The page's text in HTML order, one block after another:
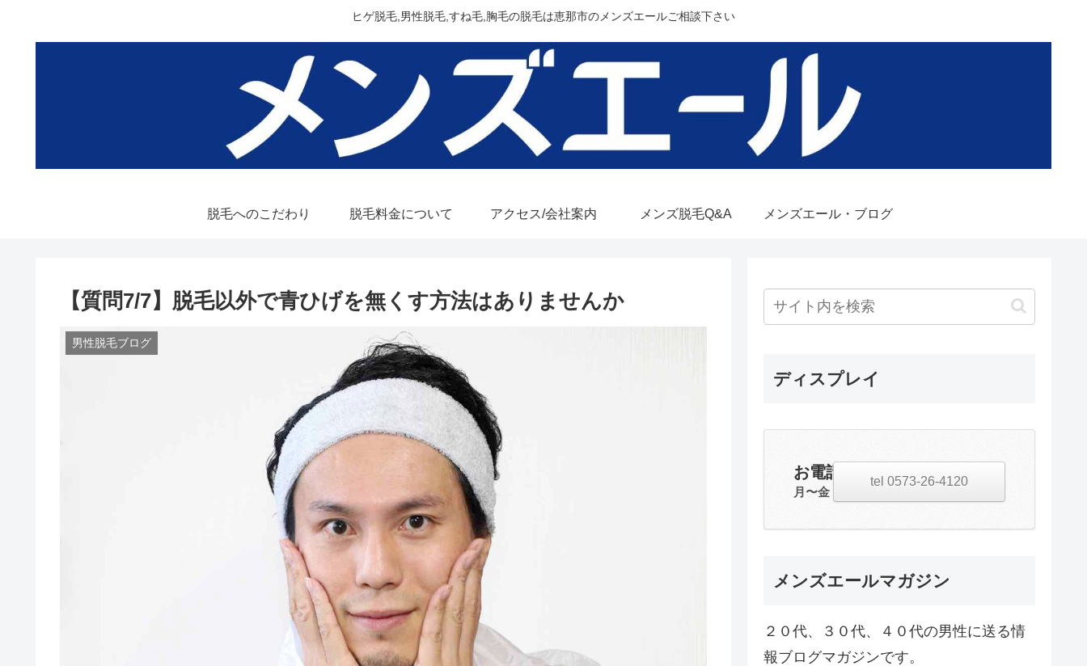
ヒゲ脱毛,男性脱毛,すね毛,胸毛の脱毛は恵那市のメンズエールご相談下さい
脱毛へのこだわり 脱毛料金について アクセス/会社案内 メンズ脱毛Q&A メンズエール・ブログ
【質問7/7】脱毛以外で青ひげを無くす方法はありませんか
男性脱毛ブログ
ディスプレイ
お電話・お問合せ
月〜金 20:00~23:00
tel 0573-26-4120
メンズエールマガジン
２０代、３０代、４０代の男性に送る情
報ブログマガジンです。